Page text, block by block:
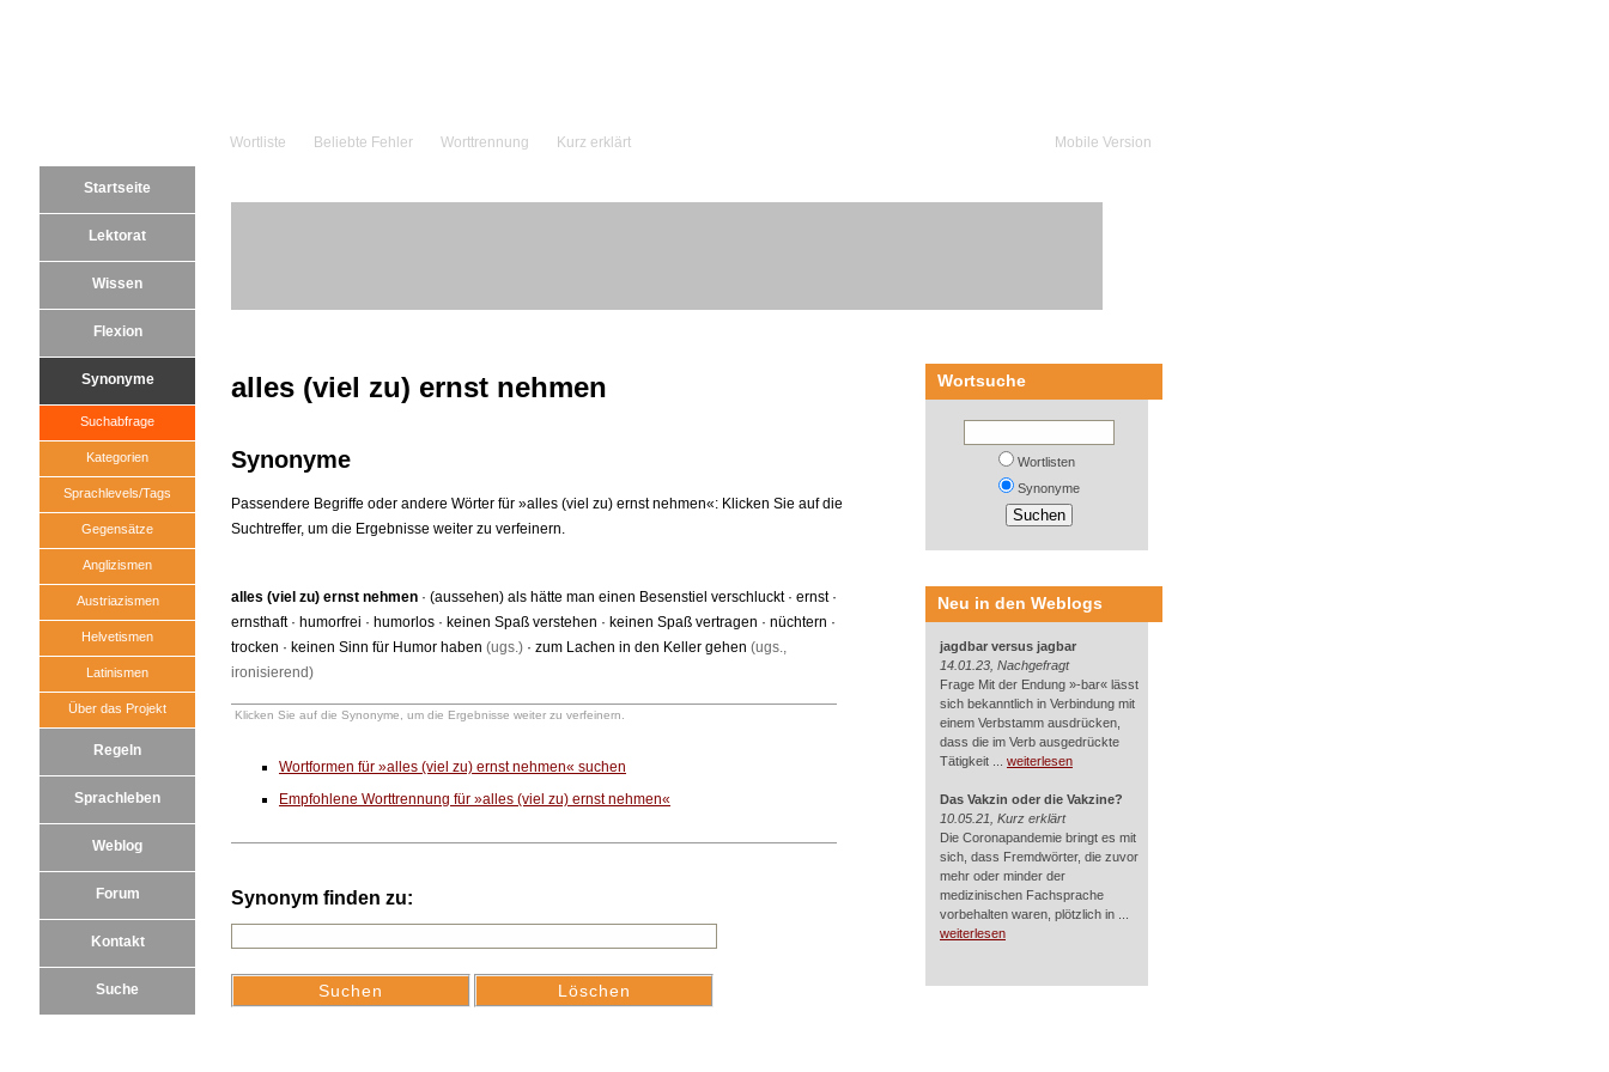
Wortliste Beliebte Fehler Worttrennung Kurz erklärt Mobile Version
Startseite
Lektorat
Wissen
Flexion
Synonyme
Suchabfrage
Kategorien
Sprachlevels/Tags
Gegensätze
Anglizismen
Austriazismen
Helvetismen
Latinismen
Über das Projekt
Regeln
Sprachleben
Weblog
Forum
Kontakt
Suche
alles (viel zu) ernst nehmen
Synonyme
Passendere Begriffe oder andere Wörter für »alles (viel zu) ernst nehmen«: Klicken Sie auf die
Suchtreffer, um die Ergebnisse weiter zu verfeinern.
alles (viel zu) ernst nehmen · (aussehen) als hätte man einen Besenstiel verschluckt· ernst·
ernsthaft· humorfrei · humorlos · keinen Spaß verstehen · keinen Spaß vertragen · nüchtern ·
trocken · keinen Sinn für Humor haben (ugs.) · zum Lachen in den Keller gehen (ugs.,
ironisierend)
Klicken Sie auf die Synonyme, um die Ergebnisse weiter zu verfeinern.
Wortformen für »alles (viel zu) ernst nehmen« suchen
Empfohlene Worttrennung für »alles (viel zu) ernst nehmen«
Synonym finden zu:
Wortsuche
Wortlisten
Synonyme
Neu in den Weblogs
jagdbar versus jagbar
14.01.23, Nachgefragt
Frage Mit der Endung »-bar« lässt
sich bekanntlich in Verbindung mit
einem Verbstamm ausdrücken,
dass die im Verb ausgedrückte
Tätigkeit ... weiterlesen
Das Vakzin oder die Vakzine?
10.05.21, Kurz erklärt
Die Coronapandemie bringt es mit
sich, dass Fremdwörter, die zuvor
mehr oder minder der
medizinischen Fachsprache
vorbehalten waren, plötzlich in ...
weiterlesen